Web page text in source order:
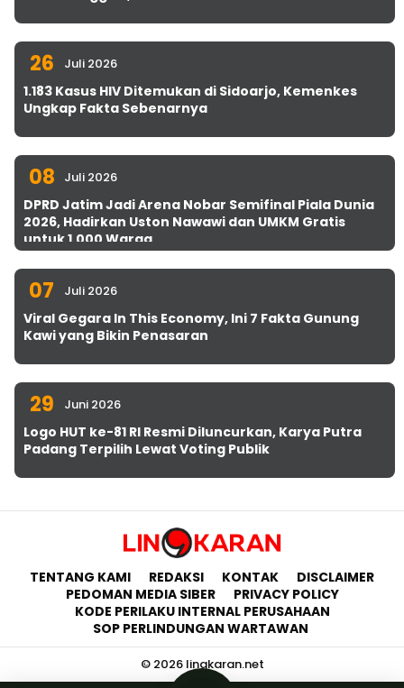
26 Juli 2026
1.183 Kasus HIV Ditemukan di Sidoarjo, Kemenkes
Ungkap Fakta Sebenarnya
08 Juli 2026
DPRD Jatim Jadi Arena Nobar Semifinal Piala Dunia
2026, Hadirkan Uston Nawawi dan UMKM Gratis
untuk 1.000 Warga
07 Juli 2026
Viral Gegara In This Economy, Ini 7 Fakta Gunung
Kawi yang Bikin Penasaran
29 Juni 2026
Logo HUT ke-81 RI Resmi Diluncurkan, Karya Putra
Padang Terpilih Lewat Voting Publik
TENTANG KAMI REDAKSI KONTAK
DISCLAIMER
PEDOMAN MEDIA SIBER
PRIVACY POLICY
KODE PERILAKU INTERNAL PERUSAHAAN
SOP PERLINDUNGAN WARTAWAN
© 2026 lingkaran.net